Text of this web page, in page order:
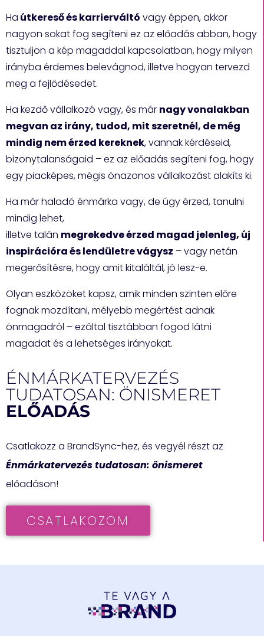
Ha útkereső és karrierváltó vagy éppen, akkor
nagyon sokat fog segíteni ez az előadás abban, hogy
tisztuljon a kép magaddal kapcsolatban, hogy milyen
irányba érdemes belevágnod, illetve hogyan tervezd
meg a fejlődésedet.
Ha kezdő vállalkozó vagy, és már nagy vonalakban
megvan az irány, tudod, mit szeretnél, de még
mindig nem érzed kereknek, vannak kérdéseid,
bizonytalanságaid – ez az előadás segíteni fog, hogy
egy piacképes, mégis önazonos vállalkozást alakíts ki.
Ha már haladó énmárka vagy, de úgy érzed, tanulni
mindig lehet,
illetve talán megrekedve érzed magad jelenleg, új
inspirációra és lendületre vágysz – vagy netán
megerősítésre, hogy amit kitaláltál, jó lesz-e.
Olyan eszközöket kapsz, amik minden szinten előre
fognak mozdítani, mélyebb megértést adnak
önmagadról – ezáltal tisztábban fogod látni
magadat és a lehetséges irányokat.
ÉNMÁRKATERVEZÉS
TUDATOSAN: ÖNISMERET
ELŐADÁS
Csatlakozz a BrandSync-hez, és vegyél részt az
Énmárkatervezés tudatosan: önismeret
előadáson!
CSATLAKOZOM